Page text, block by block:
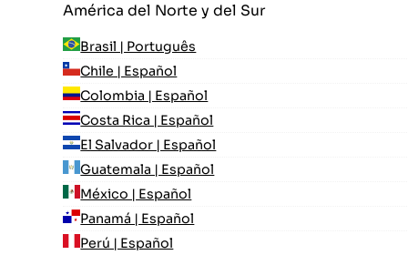
América del Norte y del Sur
Brasil | Português
Chile | Español
Colombia | Español
Costa Rica | Español
El Salvador | Español
Guatemala | Español
México | Español
Panamá | Español
Perú | Español